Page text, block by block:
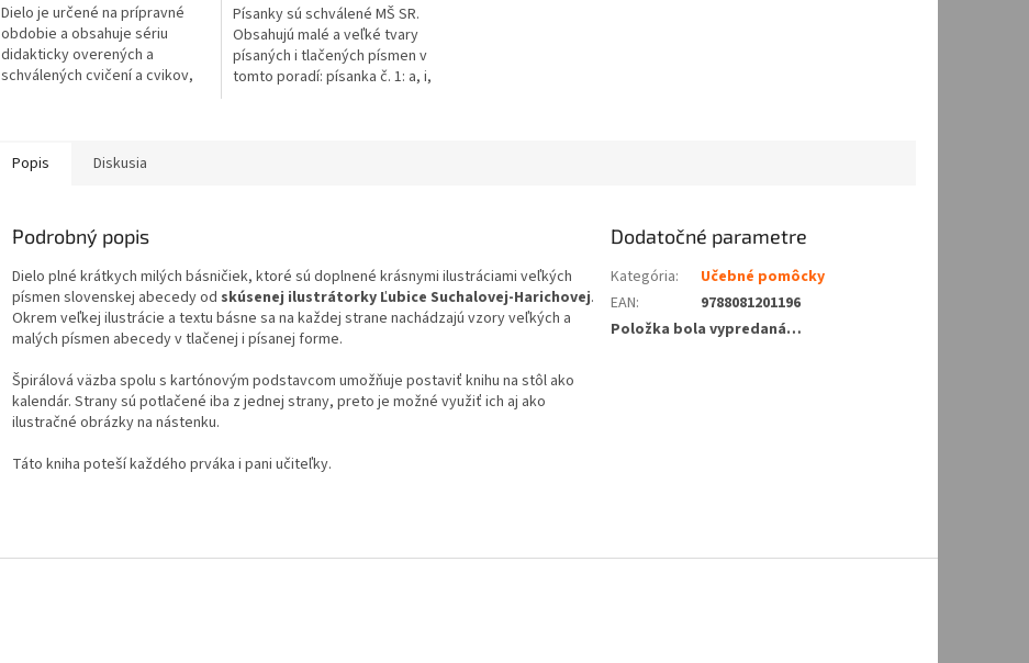
Dielo je určené na prípravné
obdobie a obsahuje sériu
didakticky overených a
schválených cvičení a cvikov,
Písanky sú schválené MŠ SR.
Obsahujú malé a veľké tvary
písaných i tlačených písmen v
tomto poradí: písanka č. 1: a, i,
Popis Diskusia
Podrobný popis
Dielo plné krátkych milých básničiek, ktoré sú doplnené krásnymi ilustráciami veľkých
písmen slovenskej abecedy od skúsenej ilustrátorky Ľubice Suchalovej-Harichovej.
Okrem veľkej ilustrácie a textu básne sa na každej strane nachádzajú vzory veľkých a
malých písmen abecedy v tlačenej i písanej forme.
Špirálová väzba spolu s kartónovým podstavcom umožňuje postaviť knihu na stôl ako
kalendár. Strany sú potlačené iba z jednej strany, preto je možné využiť ich aj ako
ilustračné obrázky na nástenku.
Táto kniha poteší každého prváka i pani učiteľky.
Dodatočné parametre
Kategória:
Učebné pomôcky
EAN:
9788081201196
Položka bola vypredaná…